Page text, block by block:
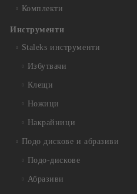
Комплекти
Инструменти
Staleks инструменти
Избутвачи
Клещи
Ножици
Накрайници
Подо дискове и абразиви
Подо-дискове
Абразиви